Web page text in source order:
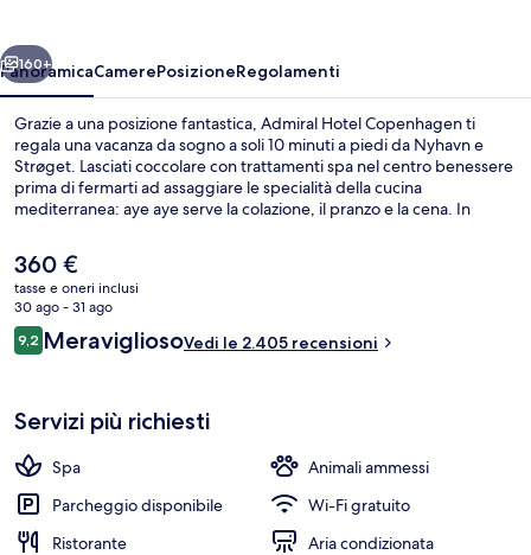
Avanti
160+
PanoramicaCamerePosizioneRegolamenti
Grazie a una posizione fantastica, Admiral Hotel Copenhagen ti
regala una vacanza da sogno a soli 10 minuti a piedi da Nyhavn e
Strøget. Lasciati coccolare con trattamenti spa nel centro benessere
prima di fermarti ad assaggiare le specialità della cucina
mediterranea: aye aye serve la colazione, il pranzo e la cena. In
aperta giorno e notte e una sauna. Le recensioni dei viaggiatori
lodano il personale gentile e la colazione. Approfitta dei mezzi
pubblici nelle vicinanze: Stazione di Kongens Nytorv è a 8 min e
Stazione metro di Marmorkirken a 9 min a piedi.
Il
prezzo
attuale
è
360 €
360 €
tasse e oneri inclusi
30 ago - 31 ago
Recensioni
9,29,2 su 10
MeravigliosoVedi le 2.405 recensioni
Servizi più richiesti
Spa
Animali ammessi
Parcheggio disponibile
Wi-Fi gratuito
Ristorante
Aria condizionata